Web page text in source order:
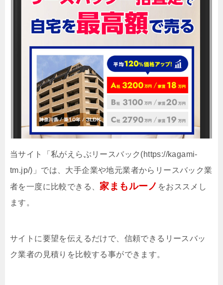
当サイト「私がえらぶリースバック(https://kagami-
tm.jp/)」では、大手企業や地元業者からリースバック業
者を一度に比較できる、家まもルーノ をおススメし
ます。
サイトに要望を伝えるだけで、信頼できるリースバッ
ク業者の見積りを比較する事ができます。